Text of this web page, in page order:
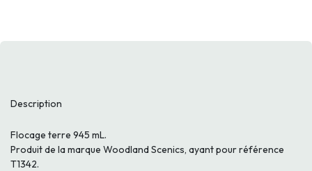
Description
Flocage terre 945 mL.
Produit de la marque Woodland Scenics, ayant pour référence
T1342.